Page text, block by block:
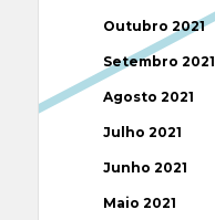
Outubro 2021
Setembro 2021
Agosto 2021
Julho 2021
Junho 2021
Maio 2021